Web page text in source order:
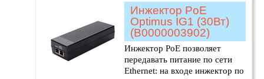
Инжектор PoE
Optimus IG1 (30Вт)
(В0000003902)
Инжектор PoE позволяет
передавать питание по сети
Ethernet: на входе инжектор по